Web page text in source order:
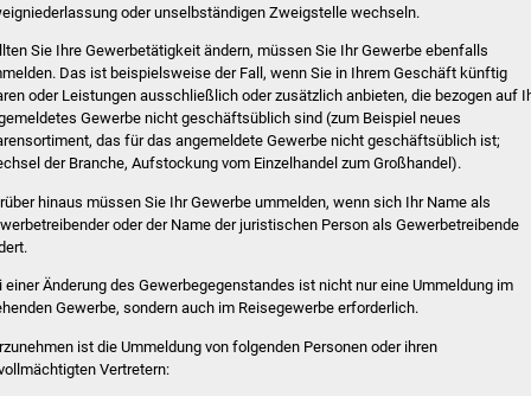
oder unselbständigen Zweigstelle wechseln.
Sie Ihre Gewerbetätigkeit ändern, müssen Sie Ihr Gewerbe ebenfalls
Das ist beispielsweise der Fall, wenn Sie in Ihrem Geschäft künftig
oder Leistungen ausschließlich oder zusätzlich anbieten, die bezogen auf
Gewerbe nicht geschäftsüblich sind (zum Beispiel neues
das für das angemeldete Gewerbe nicht geschäftsüblich ist;
der Branche, Aufstockung vom Einzelhandel zum Großhandel).
hinaus müssen Sie Ihr Gewerbe ummelden, wenn sich Ihr Name als
oder der Name der juristischen Person als Gewerbetreibende
einer Änderung des Gewerbegegenstandes ist nicht nur eine Ummeldung im
Gewerbe, sondern auch im Reisegewerbe erforderlich.
ist die Ummeldung von folgenden Personen oder ihren
Vertretern: